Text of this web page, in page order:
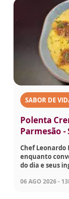
SABOR DE
Polenta
Parmesão -
Chef Leonardo
enquanto
do dia e seus
06 AGO 2026 -